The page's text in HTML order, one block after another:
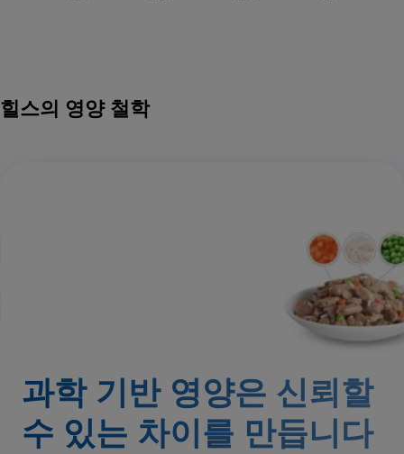
힐스의 영양 철학
과학 기반 영양은 신뢰할
수 있는 차이를 만듭니다